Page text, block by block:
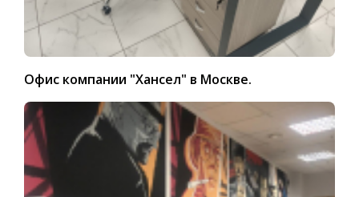
Офис компании "Хансел" в Москве.